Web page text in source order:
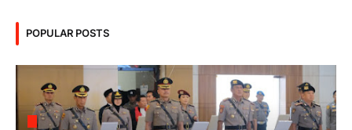
POPULAR POSTS